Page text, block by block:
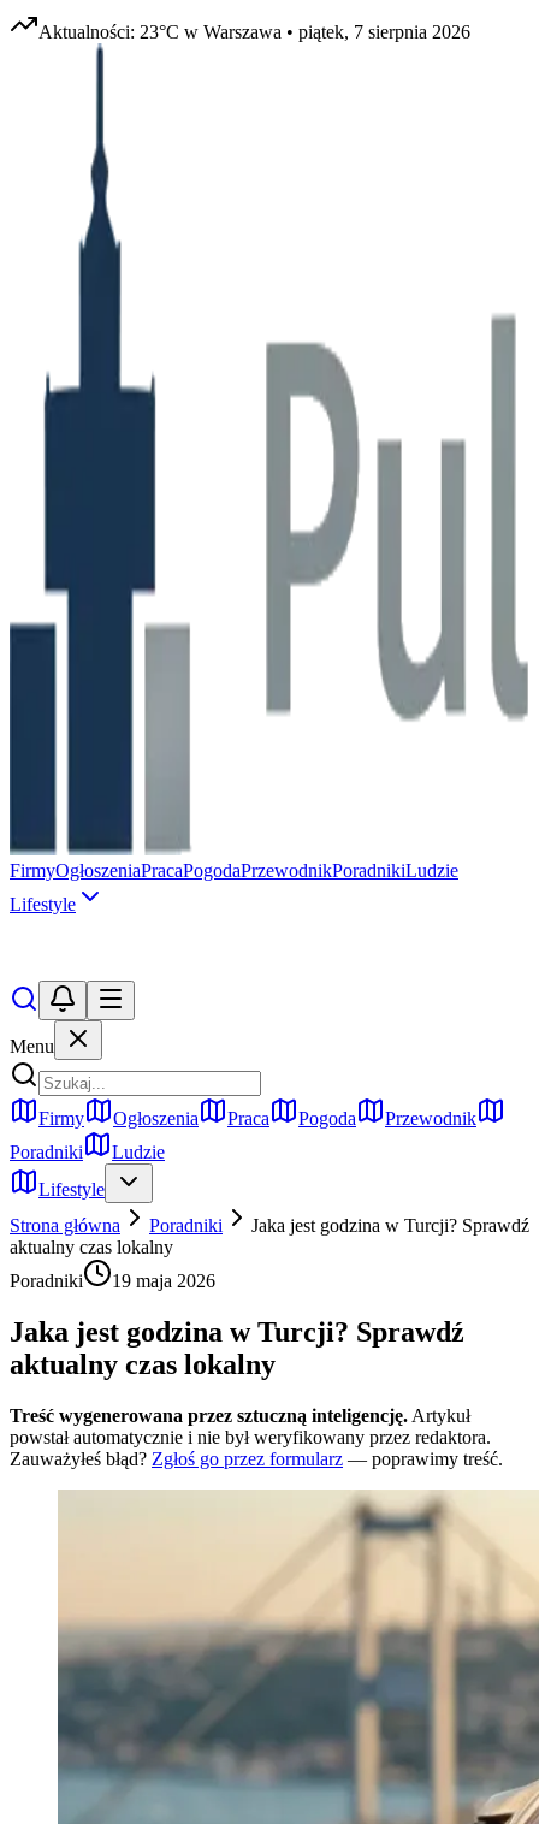
Aktualności: 23°C w Warszawa • piątek, 7 sierpnia 2026
FirmyOgłoszeniaPracaPogodaPrzewodnikPoradnikiLudzie
Lifestyle
Menu
Firmy Ogłoszenia Praca Pogoda
Przewodnik
Poradniki
Ludzie
Lifestyle
Strona główna
Poradniki
Jaka jest godzina w Turcji? Sprawdź
aktualny czas lokalny
Poradniki
19 maja 2026
Jaka jest godzina w Turcji? Sprawdź
aktualny czas lokalny
Treść wygenerowana przez sztuczną inteligencję. Artykuł
powstał automatycznie i nie był weryfikowany przez redaktora.
Zauważyłeś błąd? Zgłoś go przez formularz — poprawimy treść.